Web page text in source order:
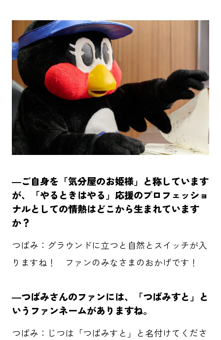
―ご自身を「気分屋のお姫様」と称しています
が、「やるときはやる」応援のプロフェッショ
ナルとしての情熱はどこから生まれています
か？
つばみ：グラウンドに立つと自然とスイッチが入
りますね！ ファンのみなさまのおかげです！
―つばみさんのファンには、「つばみすと」と
いうファンネームがありますね。
つばみ：じつは「つばみすと」と名付けてくださ